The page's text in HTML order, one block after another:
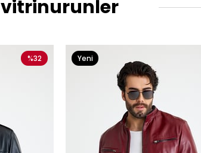
vitrinurunler
%32
Yeni